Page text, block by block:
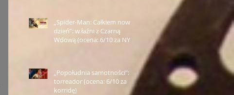
„Spider-Man: Całkiem nowy
dzień”: w łaźni z Czarną
Wdową (ocena: 6/10 za NY)
„Popołudnia samotności”:
torreador (ocena: 6/10 za
korridę)